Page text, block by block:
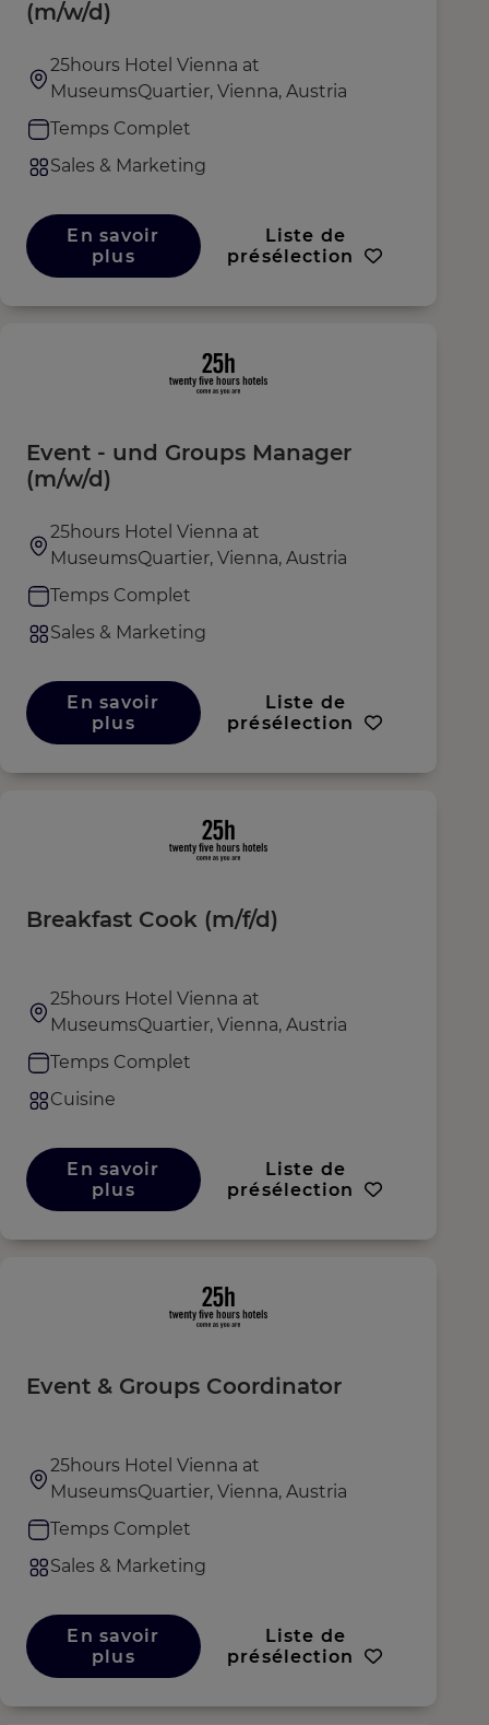
(m/w/d)
25hours Hotel Vienna at
MuseumsQuartier, Vienna, Austria
Temps Complet
Sales & Marketing
En savoir
plus
Liste de
présélection
Event - und Groups Manager
(m/w/d)
25hours Hotel Vienna at
MuseumsQuartier, Vienna, Austria
Temps Complet
Sales & Marketing
En savoir
plus
Liste de
présélection
Breakfast Cook (m/f/d)
25hours Hotel Vienna at
MuseumsQuartier, Vienna, Austria
Temps Complet
Cuisine
En savoir
plus
Liste de
présélection
Event & Groups Coordinator
25hours Hotel Vienna at
MuseumsQuartier, Vienna, Austria
Temps Complet
Sales & Marketing
En savoir
plus
Liste de
présélection